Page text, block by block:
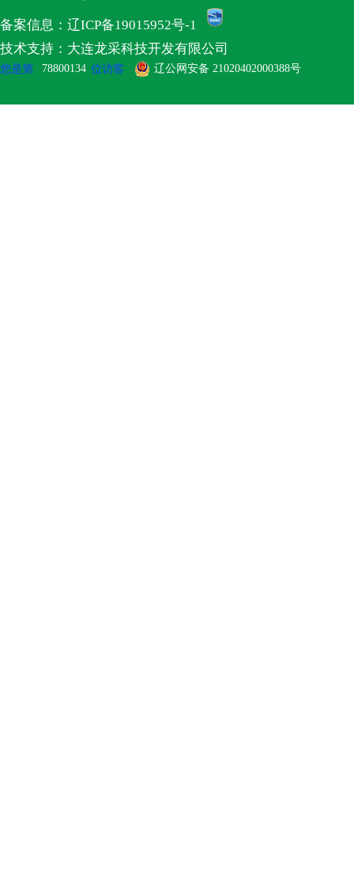
备案信息：辽ICP备19015952号-1
技术支持：大连龙采科技开发有限公司
您是第 78800134 位访客 辽公网安备 21020402000388号